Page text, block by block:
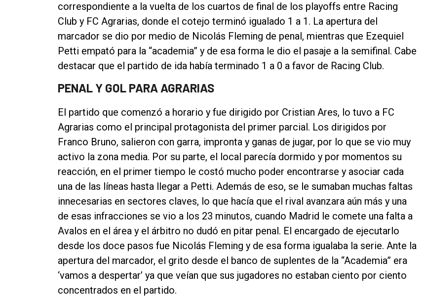
correspondiente a la vuelta de los cuartos de final de los playoffs entre Racing
Club y FC Agrarias, donde el cotejo terminó igualado 1 a 1. La apertura del
marcador se dio por medio de Nicolás Fleming de penal, mientras que Ezequiel
Petti empató para la “academia” y de esa forma le dio el pasaje a la semifinal. Cabe
destacar que el partido de ida había terminado 1 a 0 a favor de Racing Club.
PENAL Y GOL PARA AGRARIAS
El partido que comenzó a horario y fue dirigido por Cristian Ares, lo tuvo a FC
Agrarias como el principal protagonista del primer parcial. Los dirigidos por
Franco Bruno, salieron con garra, impronta y ganas de jugar, por lo que se vio muy
activo la zona media. Por su parte, el local parecía dormido y por momentos su
reacción, en el primer tiempo le costó mucho poder encontrarse y asociar cada
una de las líneas hasta llegar a Petti. Además de eso, se le sumaban muchas faltas
innecesarias en sectores claves, lo que hacía que el rival avanzara aún más y una
de esas infracciones se vio a los 23 minutos, cuando Madrid le comete una falta a
Avalos en el área y el árbitro no dudó en pitar penal. El encargado de ejecutarlo
desde los doce pasos fue Nicolás Fleming y de esa forma igualaba la serie. Ante la
apertura del marcador, el grito desde el banco de suplentes de la “Academia” era
‘vamos a despertar’ ya que veían que sus jugadores no estaban ciento por ciento
concentrados en el partido.